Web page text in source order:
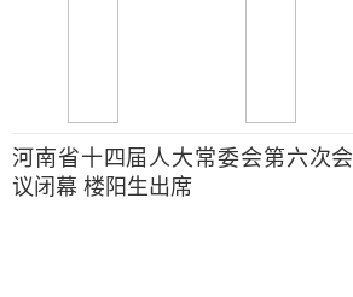
河南省十四届人大常委会第六次会
议闭幕 楼阳生出席